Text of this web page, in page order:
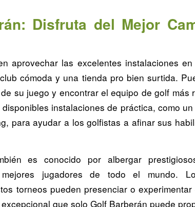
Disfruta del Mejor
aprovechar las excelentes instalaciones
cómoda y una tienda pro bien surtida.
su juego y encontrar el equipo de golf más
instalaciones de práctica, como
para ayudar a los golfistas a afinar sus
es conocido por albergar
jugadores de todo el mundo.
torneos pueden presenciar o
que solo Golf Barberán puede